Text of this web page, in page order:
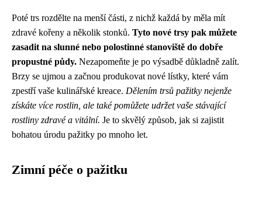
Poté trs rozdělte na menší části, z nichž každá by měla mít
zdravé kořeny a několik stonků. Tyto nové trsy pak můžete
zasadit na slunné nebo polostinné stanoviště do dobře
propustné půdy. Nezapomeňte je po výsadbě důkladně zalít.
Brzy se ujmou a začnou produkovat nové lístky, které vám
zpestří vaše kulinářské kreace. Dělením trsů pažitky nejenže
získáte více rostlin, ale také pomůžete udržet vaše stávající
rostliny zdravé a vitální. Je to skvělý způsob, jak si zajistit
bohatou úrodu pažitky po mnoho let.
Zimní péče o pažitku